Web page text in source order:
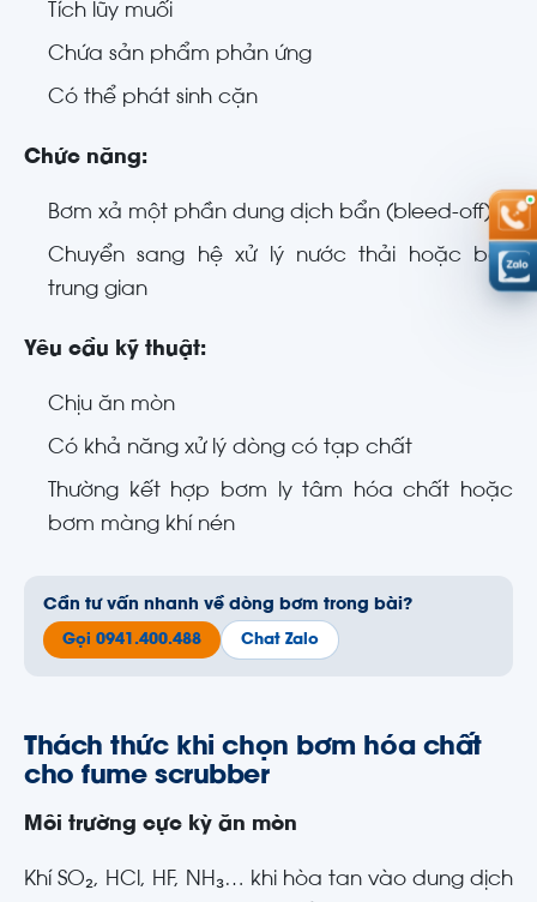
Tích lũy muối
Chứa sản phẩm phản ứng
Có thể phát sinh cặn
Chức năng:
Bơm xả một phần dung dịch bẩn (bleed-off)
Chuyển sang hệ xử lý nước thải hoặc bồn
trung gian
Yêu cầu kỹ thuật:
Chịu ăn mòn
Có khả năng xử lý dòng có tạp chất
Thường kết hợp bơm ly tâm hóa chất hoặc
bơm màng khí nén
Cần tư vấn nhanh về dòng bơm trong bài?
Gọi 0941.400.488 Chat Zalo
Thách thức khi chọn bơm hóa chất
cho fume scrubber
Môi trường cực kỳ ăn mòn
Khí SO₂, HCl, HF, NH₃… khi hòa tan vào dung dịch